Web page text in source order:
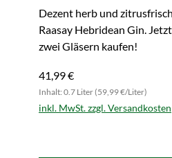
Dezent herb und
Raasay Hebridean Gin.
zwei Gläsern kaufen!
41,99 €
Inhalt: 0.7 Liter (59,99 €/Liter)
inkl. MwSt. zzgl. Versandkosten